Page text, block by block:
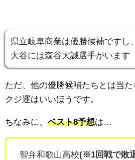
県立岐阜商業は優勝候補ですし、
大谷には森谷大誠選手がいます
ただ、他の優勝候補たちとは当
クジ運はいいほうです。
ちなみに、 ベスト8予想は…
智弁和歌山高校(※1回戦で敗